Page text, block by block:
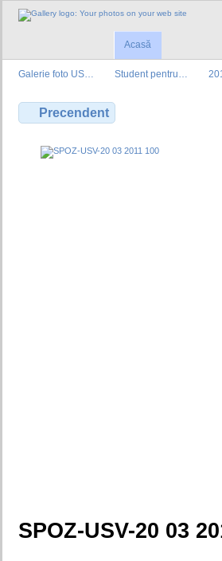
Acasă
Galerie foto US… Student pentru…
Precendent
SPOZ-USV-20 03